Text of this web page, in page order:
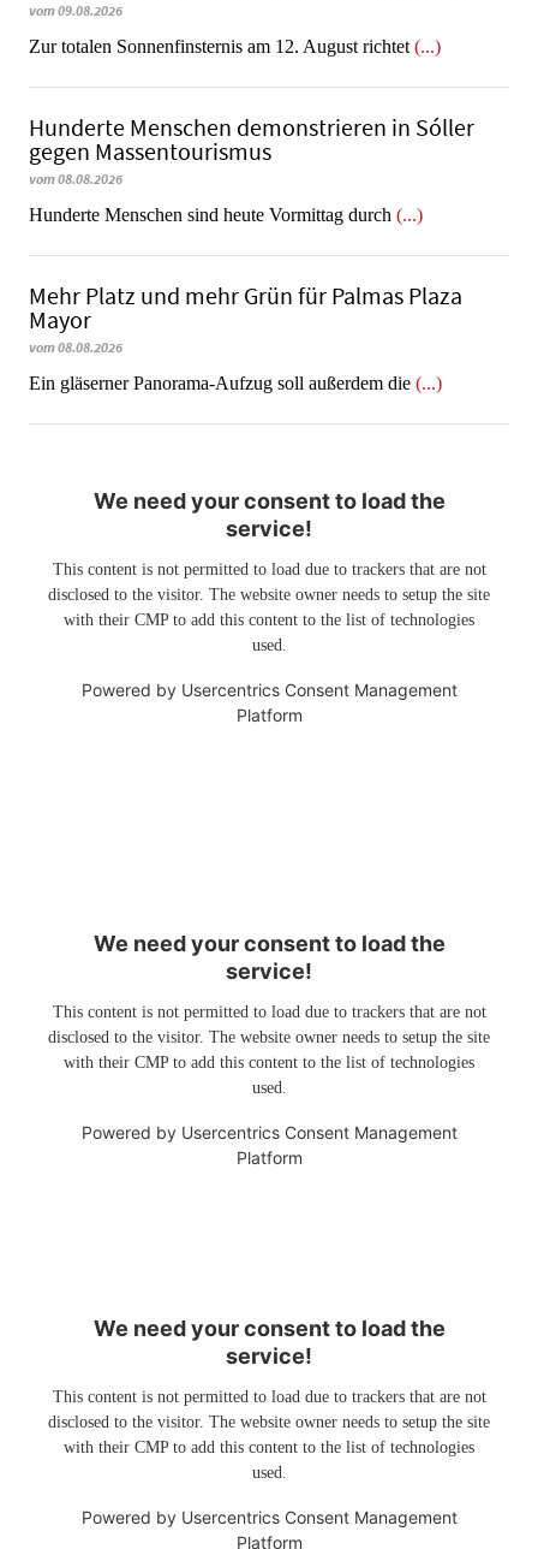
vom 09.08.2026
Zur totalen Sonnenfinsternis am 12. August richtet (...)
Hunderte Menschen demonstrieren in Sóller
gegen Massentourismus
vom 08.08.2026
Hunderte Menschen sind heute Vormittag durch (...)
Mehr Platz und mehr Grün für Palmas Plaza
Mayor
vom 08.08.2026
Ein gläserner Panorama-Aufzug soll außerdem die (...)
We need your consent to load the
service!
This content is not permitted to load due to trackers that are not
disclosed to the visitor. The website owner needs to setup the site
with their CMP to add this content to the list of technologies
used.
Powered by Usercentrics Consent Management
Platform
We need your consent to load the
service!
This content is not permitted to load due to trackers that are not
disclosed to the visitor. The website owner needs to setup the site
with their CMP to add this content to the list of technologies
used.
Powered by Usercentrics Consent Management
Platform
We need your consent to load the
service!
This content is not permitted to load due to trackers that are not
disclosed to the visitor. The website owner needs to setup the site
with their CMP to add this content to the list of technologies
used.
Powered by Usercentrics Consent Management
Platform